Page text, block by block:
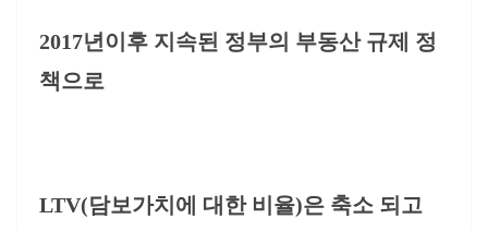
2017년이후 지속된 정부의 부동산 규제 정
책으로
LTV(담보가치에 대한 비율)은 축소 되고